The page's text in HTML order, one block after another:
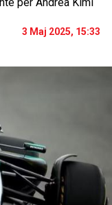
3 Maj 2025, 15:33